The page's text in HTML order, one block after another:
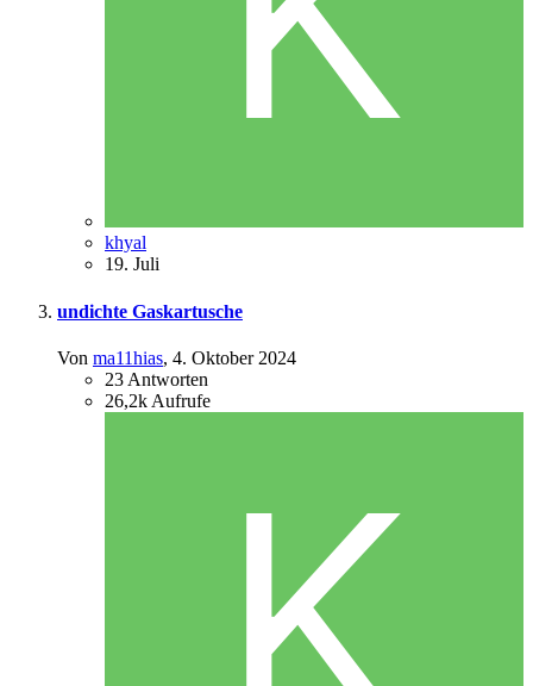
khyal
19. Juli
undichte Gaskartusche
Von ma11hias, 4. Oktober 2024
23 Antworten
26,2k Aufrufe